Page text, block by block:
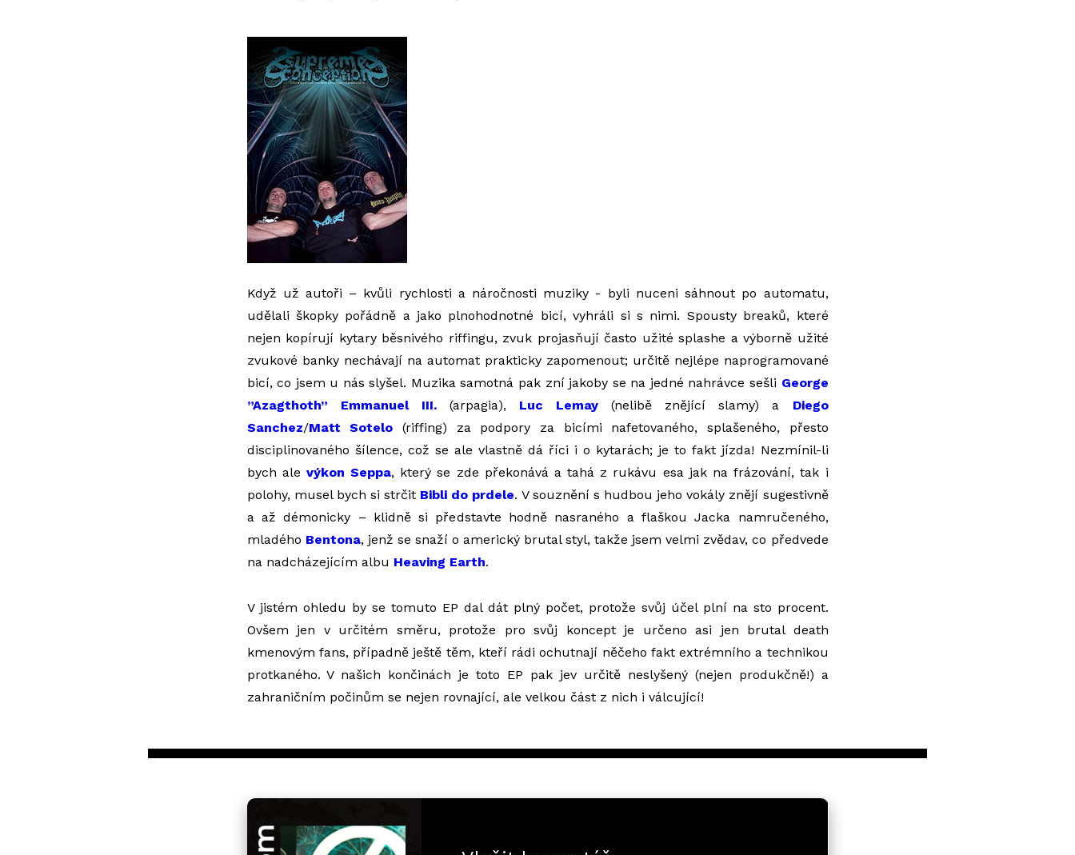
Když už autoři – kvůli rychlosti a náročnosti muziky - byli nuceni sáhnout po automatu,
udělali škopky pořádně a jako plnohodnotné bicí, vyhráli si s nimi. Spousty breaků, které
nejen kopírují kytary běsnivého riffingu, zvuk projasňují často užité splashe a výborně užité
zvukové banky nechávají na automat prakticky zapomenout; určitě nejlépe naprogramované
bicí, co jsem u nás slyšel. Muzika samotná pak zní jakoby se na jedné nahrávce sešli George
”Azagthoth” Emmanuel III.(arpagia), Luc Lemay (nelibě znějící slamy) a Diego
Sanchez/Matt Sotelo (riffing) za podpory za bicími nafetovaného, splašeného, přesto
disciplinovaného šílence, což se ale vlastně dá říci i o kytarách; je to fakt jízda! Nezmínil-li
bych ale výkon Seppa, který se zde překonává a tahá z rukávu esa jak na frázování, tak i
polohy, musel bych si strčit Bibli do prdele. V souznění s hudbou jeho vokály znějí sugestivně
a až démonicky – klidně si představte hodně nasraného a flaškou Jacka namručeného,
mladého Bentona, jenž se snaží o americký brutal styl, takže jsem velmi zvědav, co předvede
na nadcházejícím albu Heaving Earth.
V jistém ohledu by se tomuto EP dal dát plný počet, protože svůj účel plní na sto procent.
Ovšem jen v určitém směru, protože pro svůj koncept je určeno asi jen brutal death
kmenovým fans, případně ještě těm, kteří rádi ochutnají něčeho fakt extrémního a technikou
protkaného. V našich končinách je toto EP pak jev určitě neslyšený (nejen produkčně!) a
zahraničním počinům se nejen rovnající, ale velkou část z nich i válcující!